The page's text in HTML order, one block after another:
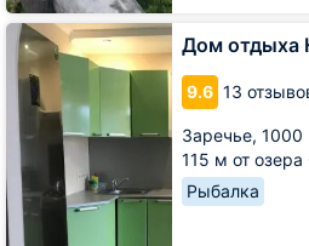
Дом отдыха
9.6 13
Заречье, 1000
115 м от озера
Рыбалка
Дом
отдыха
На
Селигере